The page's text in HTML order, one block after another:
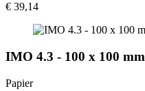
€ 39,14
IMO 4.3 - 100 x 100 mm
Papier